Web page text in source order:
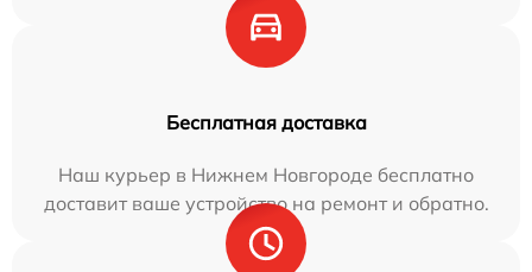
Бесплатная доставка
Наш курьер в Нижнем Новгороде бесплатно
доставит ваше устройство на ремонт и обратно.